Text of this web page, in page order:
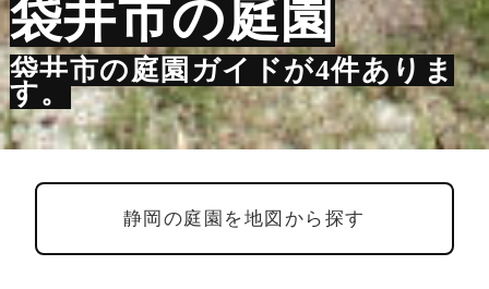
袋井市の庭園
袋井市の庭園ガイドが4件ありま
す。
静岡の庭園を地図から探す